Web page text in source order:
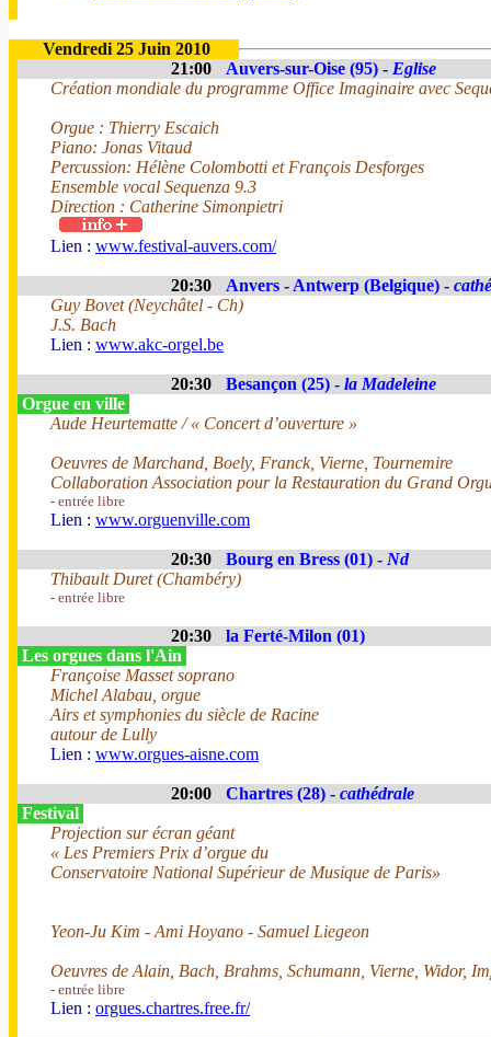
Vendredi 25 Juin 2010
21:00
Auvers-sur-Oise (95) - Eglise
Création mondiale du programme Office Imaginaire avec
Orgue : Thierry Escaich
Piano: Jonas Vitaud
Percussion: Hélène Colombotti et François Desforges
Ensemble vocal Sequenza 9.3
Direction : Catherine Simonpietri
Lien : www.festival-auvers.com/
20:30 Anvers - Antwerp (Belgique) -
Guy Bovet (Neychâtel - Ch)
J.S. Bach
Lien : www.akc-orgel.be
20:30 Besançon (25) - la Madeleine
Orgue en ville
Aude Heurtematte / « Concert d’ouverture »
Oeuvres de Marchand, Boely, Franck, Vierne, Tournemire
Collaboration Association pour la Restauration du Grand
- entrée libre
Lien : www.orguenville.com
20:30 Bourg en Bress (01) - Nd
Thibault Duret (Chambéry)
- entrée libre
20:30
la Ferté-Milon (01)
Les orgues dans l'Ain
Françoise Masset soprano
Michel Alabau, orgue
Airs et symphonies du siècle de Racine
autour de Lully
Lien : www.orgues-aisne.com
20:00 Chartres (28) - cathédrale
Festival
Projection sur écran géant
« Les Premiers Prix d’orgue du
Conservatoire National Supérieur de Musique de Paris»
Yeon-Ju Kim - Ami Hoyano - Samuel Liegeon
Oeuvres de Alain, Bach, Brahms, Schumann, Vierne, Widor,
- entrée libre
Lien : orgues.chartres.free.fr/